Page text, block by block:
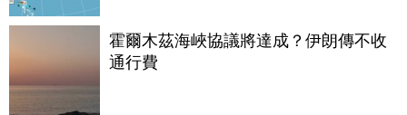
霍爾木茲海峽協議將達成？伊朗傳不收
通行費